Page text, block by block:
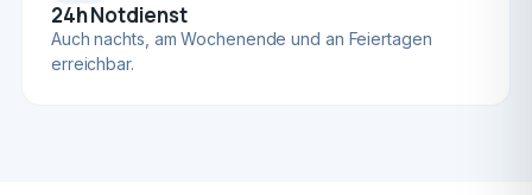
24h Notdienst
Auch nachts, am Wochenende und an Feiertagen
erreichbar.